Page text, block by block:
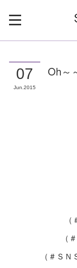
07
Jun 2015
Oh～
（
（＃Ｓ